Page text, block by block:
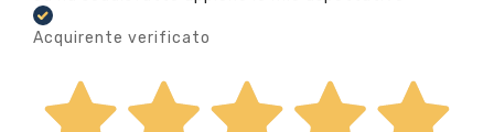
Acquirente verificato